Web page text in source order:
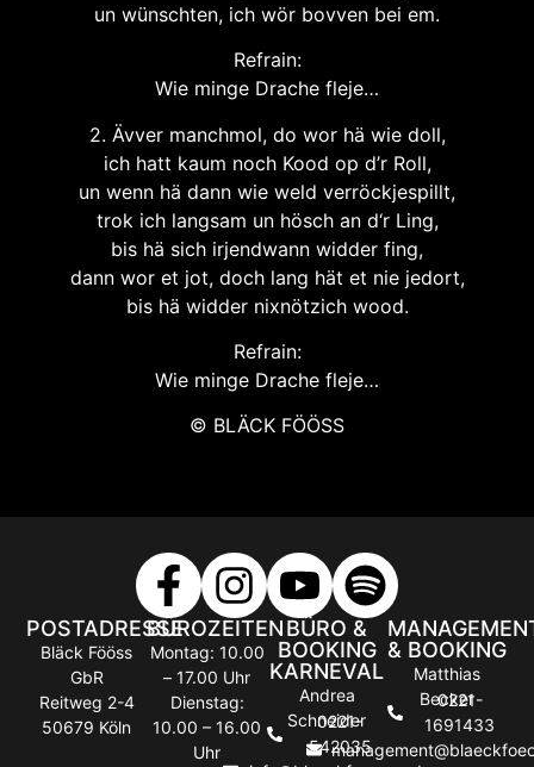
un wünschten, ich wör bovven bei em.
Refrain:
Wie minge Drache fleje…
2. Ävver manchmol, do wor hä wie doll,
ich hatt kaum noch Kood op d’r Roll,
un wenn hä dann wie weld verröckjespillt,
trok ich langsam un hösch an d‘r Ling,
bis hä sich irjendwann widder fing,
dann wor et jot, doch lang hät et nie jedort,
bis hä widder nixnötzich wood.
Refrain:
Wie minge Drache fleje…
© BLÄCK FÖÖSS
POSTADRESSE
Bläck Fööss
GbR
Reitweg 2-4
50679 Köln
BÜROZEITEN
Montag: 10.00
– 17.00 Uhr
Dienstag:
10.00 – 16.00
Uhr
BÜRO &
BOOKING
KARNEVAL
Andrea
Schneider
0221-
542035
& BOOKING
Matthias
Becker
0221-
1691433